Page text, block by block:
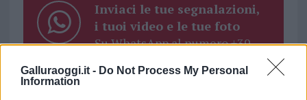
Galluraoggi.it - Do Not Process My Personal
Information
Inviaci le tue segnalazioni,
i tuoi video e le tue foto
Su WhatsApp al numero +39